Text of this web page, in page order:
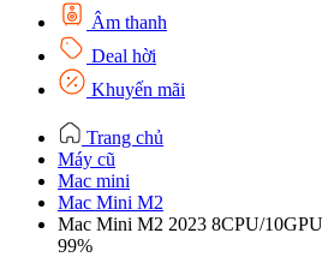
Âm thanh
Deal hời
Khuyến mãi
Trang chủ
Máy cũ
Mac mini
Mac Mini M2
Mac Mini M2 2023 8CPU/
99%